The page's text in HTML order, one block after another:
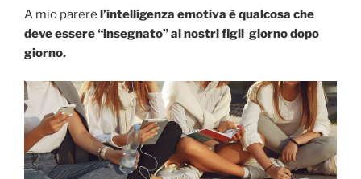
A mio parere l’intelligenza emotiva è qualcosa che
deve essere “insegnato” ai nostri figli giorno dopo
giorno.